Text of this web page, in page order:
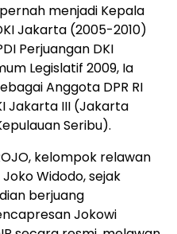
menjadi Kepala
Jakarta (2005-2010)
Perjuangan DKI
Legislatif 2009, Ia
Anggota DPR RI
Jakarta III (Jakarta
Seribu).
kelompok relawan
Widodo, sejak
berjuang
Jokowi